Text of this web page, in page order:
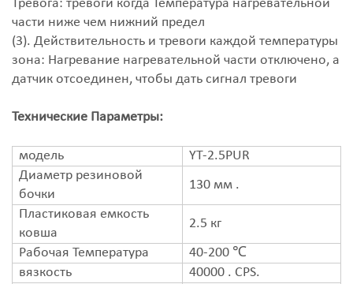
Тревога: тревоги когда Температура нагревательной
части ниже чем нижний предел
(3). Действительность и тревоги каждой температуры
зона: Нагревание нагревательной части отключено, а
датчик отсоединен, чтобы дать сигнал тревоги
Технические Параметры:
модель
YT-2.5PUR
Диаметр резиновой
бочки
130 мм .
Пластиковая емкость
ковша
2.5 кг
Рабочая Температура
40-200 ℃
вязкость
40000 . CPS.